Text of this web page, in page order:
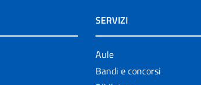
SERVIZI
Aule
Bandi e concorsi